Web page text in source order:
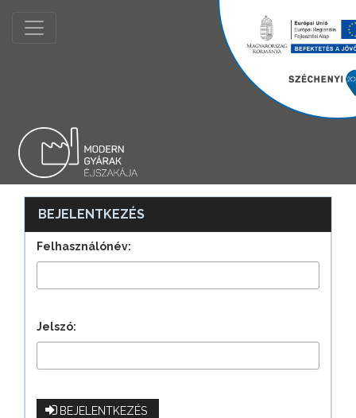
BEJELENTKEZÉS
Felhasználónév:
Jelszó:
BEJELENTKEZÉS